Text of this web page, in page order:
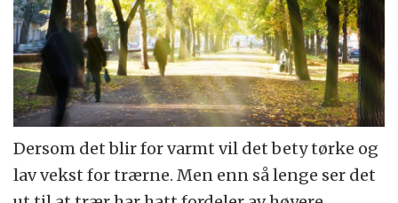
Dersom det blir for varmt vil det bety tørke og
lav vekst for trærne. Men enn så lenge ser det